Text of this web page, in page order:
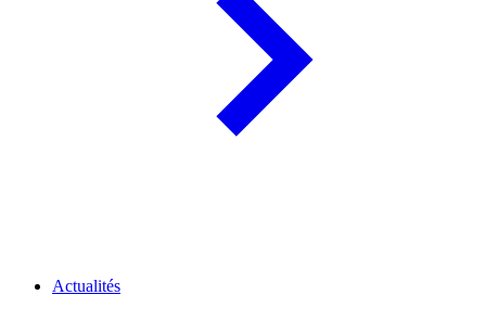
Actualités